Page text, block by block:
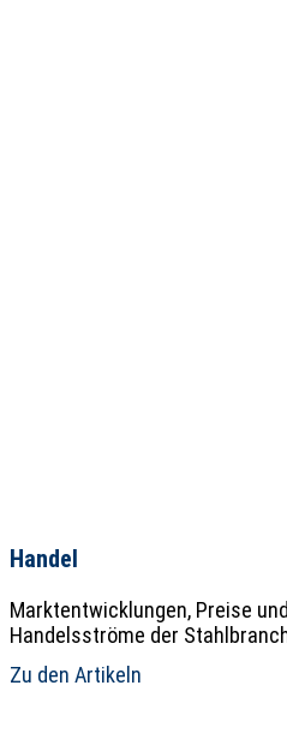
Handel
Marktentwicklungen, Preise
Handelsströme der
Zu den Artikeln